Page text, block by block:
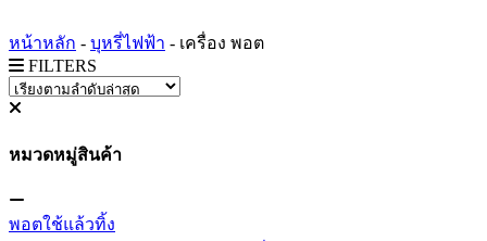
หน้าหลัก - บุหรี่ไฟฟ้า - เครื่อง พอต
FILTERS
หมวดหมู่สินค้า
พอตใช้แล้วทิ้ง